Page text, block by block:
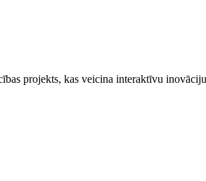
projekts, kas veicina interaktīvu